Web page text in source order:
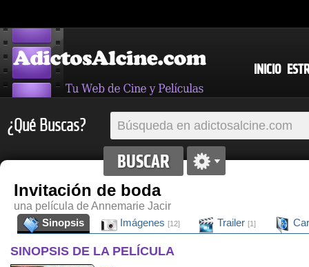
INICIO
¿Qué Buscas?
Invitación de boda
una película de Annemarie Jacir
Sinopsis
Imágenes [12] Trailer [1]
SINOPSIS DE LA PELÍCULA